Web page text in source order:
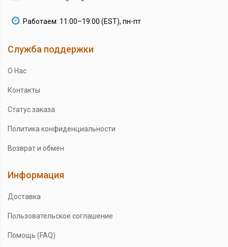
Работаем: 11:00–19:00 (EST), пн-пт
Служба поддержки
О Нас
Контакты
Статус заказа
Политика конфиденциальности
Возврат и обмен
Информация
Доставка
Пользовательское соглашение
Помощь (FAQ)